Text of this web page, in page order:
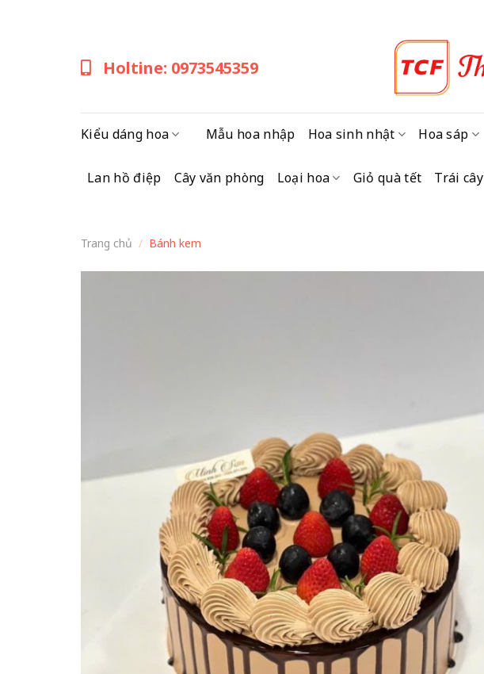
Holtine: 0973545359
Kiểu dáng hoa Mẫu hoa nhập Hoa sinh nhật Hoa sáp
Lan hồ điệp Cây văn phòng Loại hoa Giỏ quà tết Trái cây
Trang chủ / Bánh kem